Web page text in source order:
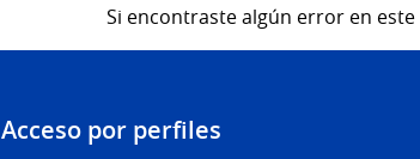
Si encontraste algún error en este
Acceso por perfiles